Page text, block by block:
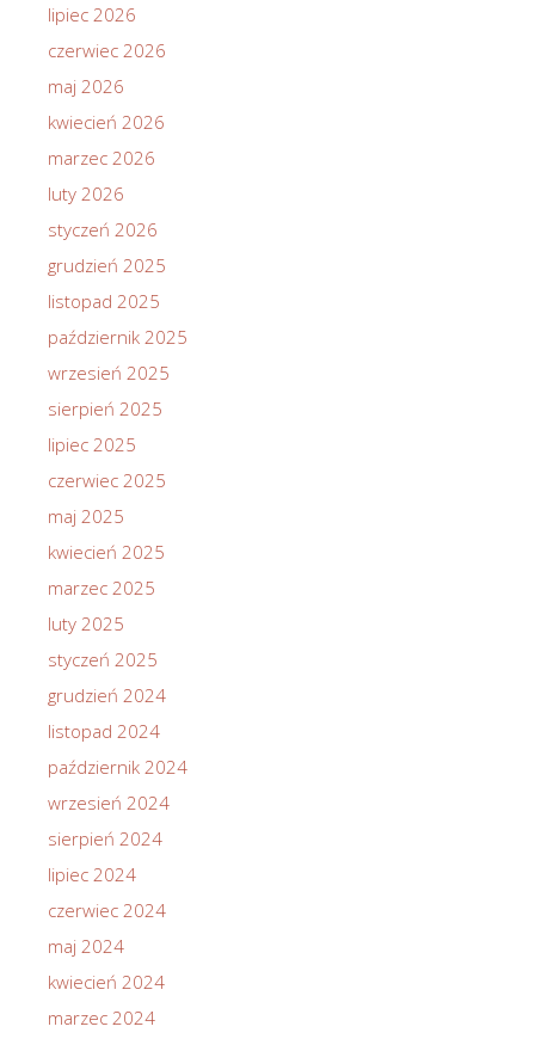
lipiec 2026
czerwiec 2026
maj 2026
kwiecień 2026
marzec 2026
luty 2026
styczeń 2026
grudzień 2025
listopad 2025
październik 2025
wrzesień 2025
sierpień 2025
lipiec 2025
czerwiec 2025
maj 2025
kwiecień 2025
marzec 2025
luty 2025
styczeń 2025
grudzień 2024
listopad 2024
październik 2024
wrzesień 2024
sierpień 2024
lipiec 2024
czerwiec 2024
maj 2024
kwiecień 2024
marzec 2024